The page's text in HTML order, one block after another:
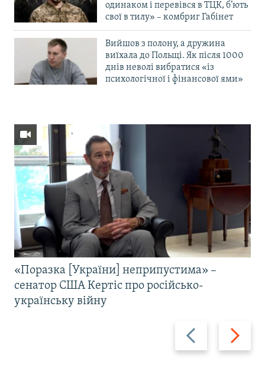
одинаком і перевівся в ТЦК, б’ють
свої в тилу» – комбриг Габінет
Вийшов з полону, а дружина
виїхала до Польщі. Як після 1000
днів неволі вибратися «із
психологічної і фінансової ями»
Назад Вперед
«Поразка [України] неприпустима» –
сенатор США Кертіс про російсько-
українську війну